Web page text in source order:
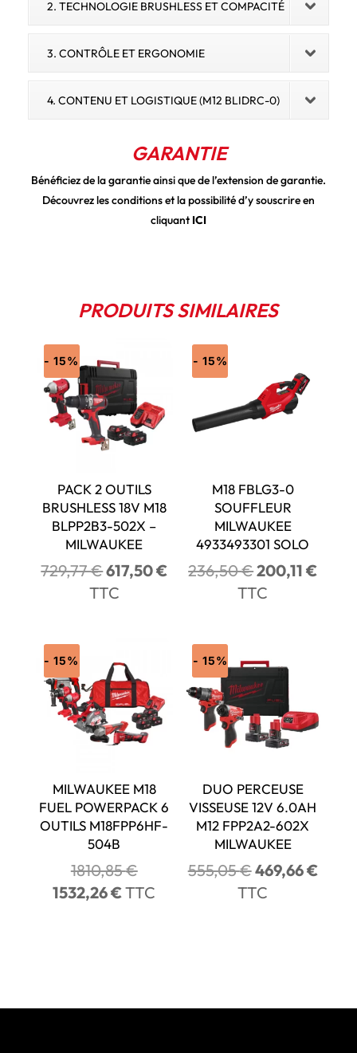
2. TECHNOLOGIE BRUSHLESS ET COMPACITÉ
3. CONTRÔLE ET ERGONOMIE
4. CONTENU ET LOGISTIQUE (M12 BLIDRC-0)
GARANTIE
Bénéficiez de la garantie ainsi que de l’extension de garantie.
Découvrez les conditions et la possibilité d’y souscrire en
cliquant ICI
PRODUITS SIMILAIRES
- 15%
PACK 2 OUTILS
BRUSHLESS 18V M18
BLPP2B3-502X –
MILWAUKEE
729,77€Le
prix
617,50€Le
617,50 €.
TTC
- 15%
M18 FBLG3-0
SOUFFLEUR
MILWAUKEE
4933493301 SOLO
236,50€Le
prix
200,11€Le
TTC
- 15%
MILWAUKEE M18
FUEL POWERPACK 6
OUTILS M18FPP6HF-
504B
1810,85€Le
prix
1532,26€Le
TTC
- 15%
DUO PERCEUSE
VISSEUSE 12V 6.0AH
M12 FPP2A2-602X
MILWAUKEE
555,05€Le
prix
469,66€Le
TTC